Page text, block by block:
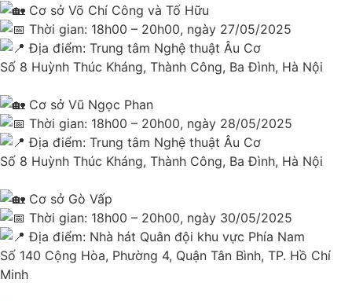
Cơ sở Võ Chí Công và Tố Hữu
Thời gian: 18h00 – 20h00, ngày 27/05/2025
Địa điểm: Trung tâm Nghệ thuật Âu Cơ
Số 8 Huỳnh Thúc Kháng, Thành Công, Ba Đình, Hà Nội
Cơ sở Vũ Ngọc Phan
Thời gian: 18h00 – 20h00, ngày 28/05/2025
Địa điểm: Trung tâm Nghệ thuật Âu Cơ
Số 8 Huỳnh Thúc Kháng, Thành Công, Ba Đình, Hà Nội
Cơ sở Gò Vấp
Thời gian: 18h00 – 20h00, ngày 30/05/2025
Địa điểm: Nhà hát Quân đội khu vực Phía Nam
Số 140 Cộng Hòa, Phường 4, Quận Tân Bình, TP. Hồ Chí
Minh